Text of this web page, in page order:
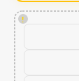
!